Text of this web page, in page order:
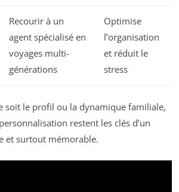
Recourir à un
agent spécialisé en
voyages multi-
générations
Optimise
l’organisation
et réduit le
stress
soit le profil ou la dynamique familiale,
restent les clés d’un
et surtout mémorable.